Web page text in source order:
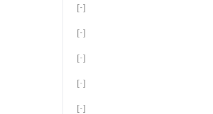
[-]
[-]
[-]
[-]
[-]